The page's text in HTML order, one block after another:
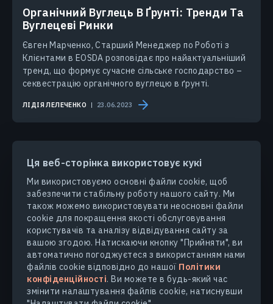
Ця веб-сторінка використовує кукі
Ми використовуємо основні файли cookie, щоб
забезпечити стабільну роботу нашого сайту. Ми
також можемо використовувати неосновні файли
cookie для покращення якості обслуговування
користувачів та аналізу відвідування сайту за
вашою згодою. Натискаючи кнопку "Прийняти", ви
автоматично погоджуєтеся з використанням нами
файлів cookie відповідно до нашої Політики
конфіденційності. Ви можете в будь-який час
змінити налаштування файлів cookie, натиснувши
Органічний Вуглець В Ґрунті: Тренди Та
Вуглецеві Ринки
Євген Марченко, Старший Менеджер по Роботі з
Клієнтами в EOSDA розповідає про найактуальніший
тренд, що формує сучасне сільське господарство –
секвестрацію органічного вуглецю в ґрунті.
ЛІДІЯ ЛЕЛЕЧЕНКО 23.06.2023
ПРОДУКТИ ТА РІШЕННЯ
ГАЛУЗІ
КОМПАНІЯ
ДІЗНАТИСЯ БІЛЬШЕ